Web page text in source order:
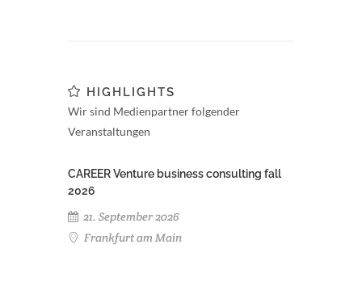
HIGHLIGHTS
Wir sind Medienpartner folgender
Veranstaltungen
CAREER Venture business consulting fall
2026
21. September 2026
Frankfurt am Main